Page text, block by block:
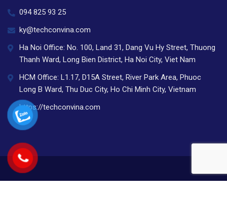
094 825 93 25
ky@techconvina.com
Ha Noi Office: No. 100, Land 31, Dang Vu Hy Street, Thuong
Thanh Ward, Long Bien District, Ha Noi City, Viet Nam
HCM Office: L1.17, D15A Street, River Park Area, Phuoc
Long B Ward, Thu Duc City, Ho Chi Minh City, Vietnam
https://techconvina.com